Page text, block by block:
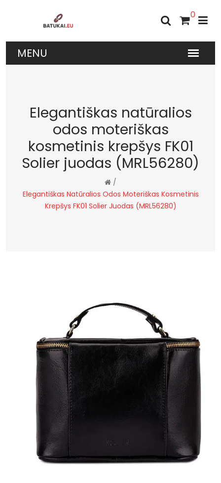
0
Elegantiškas natūralios
odos moteriškas
kosmetinis krepšys FK01
Solier juodas (MRL56280)
/
Elegantiškas Natūralios Odos Moteriškas Kosmetinis
Krepšys FK01 Solier Juodas (MRL56280)